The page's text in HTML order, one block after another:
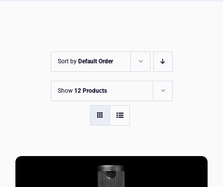
ΑΞΕΣΟΥΑΡ
HOT OFFERS
Sort by Default Order
Show 12 Products